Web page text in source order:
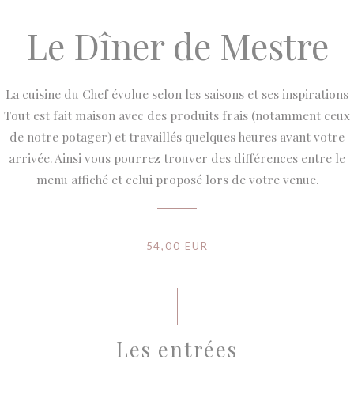
Le Dîner de Mestre
La cuisine du Chef évolue selon les saisons et ses inspirations
Tout est fait maison avec des produits frais (notamment ceux
de notre potager) et travaillés quelques heures avant votre
arrivée. Ainsi vous pourrez trouver des différences entre le
menu affiché et celui proposé lors de votre venue.
54,00 EUR
Les entrées